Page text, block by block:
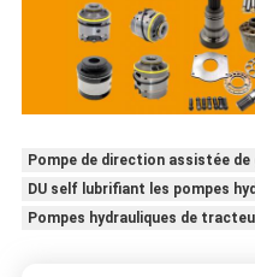
Pompe de direction assistée de
DU self lubrifiant les pompes
Pompes hydrauliques de